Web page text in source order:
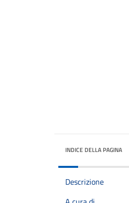
INDICE DELLA PAGINA
Descrizione